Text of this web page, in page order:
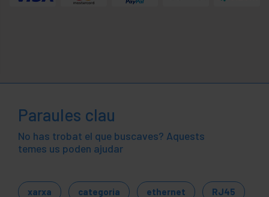
Paraules clau
No has trobat el que buscaves? Aquests
temes us poden ajudar
xarxa categoria ethernet RJ45